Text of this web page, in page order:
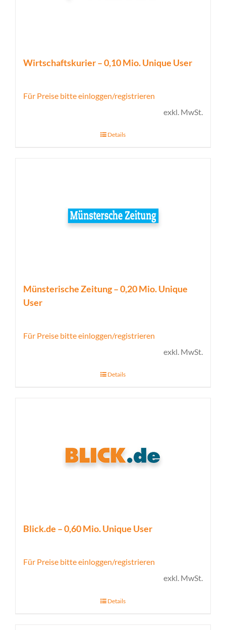
Wirtschaftskurier – 0,10 Mio. Unique User
Für Preise bitte einloggen/registrieren
exkl. MwSt.
Details
Münsterische Zeitung – 0,20 Mio. Unique
User
Für Preise bitte einloggen/registrieren
exkl. MwSt.
Details
Blick.de – 0,60 Mio. Unique User
Für Preise bitte einloggen/registrieren
exkl. MwSt.
Details